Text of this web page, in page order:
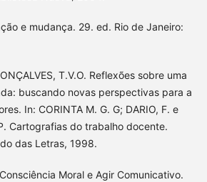
e mudança. 29. ed. Rio de Janeiro:
T.V.O. Reflexões sobre uma
buscando novas perspectivas para a
In: CORINTA M. G. G; DARIO, F. e
Cartografias do trabalho docente.
das Letras, 1998.
Moral e Agir Comunicativo.